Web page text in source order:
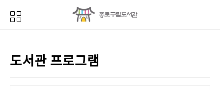
도서관 프로그램